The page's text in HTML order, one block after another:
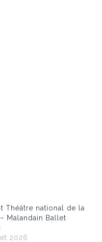
Théâtre national de la
Malandain Ballet
2026